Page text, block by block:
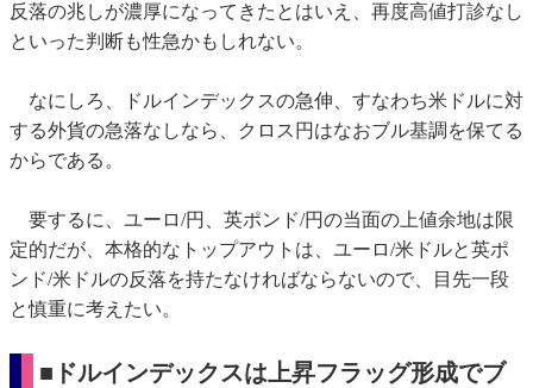
反落の兆しが濃厚になってきたとはいえ、再度高値打診なし
といった判断も性急かもしれない。
なにしろ、ドルインデックスの急伸、すなわち米ドルに対
する外貨の急落なしなら、クロス円はなおブル基調を保てる
からである。
要するに、ユーロ/円、英ポンド/円の当面の上値余地は限
定的だが、本格的なトップアウトは、ユーロ/米ドルと英ポ
ンド/米ドルの反落を持たなければならないので、目先一段
と慎重に考えたい。
■ドルインデックスは上昇フラッグ形成でブ